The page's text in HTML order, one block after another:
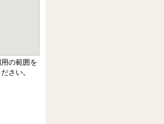
の範囲を
さい。